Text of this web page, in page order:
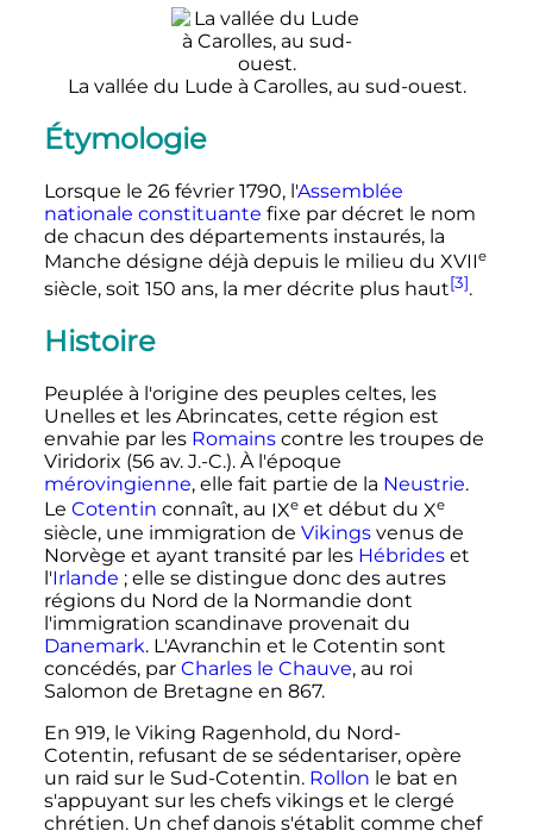
La vallée du Lude à Carolles, au sud-ouest.
Étymologie
Lorsque le 26 février 1790, l'Assemblée
nationale constituante fixe par décret le nom
de chacun des départements instaurés, la
Manche désigne déjà depuis le milieu du XVIIe
siècle, soit 150 ans, la mer décrite plus haut[3].
Histoire
Peuplée à l'origine des peuples celtes, les
Unelles et les Abrincates, cette région est
envahie par les Romainscontre les troupes de
Viridorix (56 av. J.-C.). À l'époque
mérovingienne, elle fait partie de la Neustrie.
Le Cotentin connaît, au IXe et début du Xe
siècle, une immigration de Vikingsvenus de
Norvège et ayant transité par les Hébrideset
l'Irlande ; elle se distingue donc des autres
régions du Nord de la Normandie dont
l'immigration scandinave provenait du
Danemark. L'Avranchin et le Cotentin sont
concédés, par Charles le Chauve, au roi
Salomon de Bretagne en 867.
En 919, le Viking Ragenhold, du Nord-
Cotentin, refusant de se sédentariser, opère
un raid sur le Sud-Cotentin. Rollon le bat en
s'appuyant sur les chefs vikings et le clergé
chrétien. Un chef danois s'établit comme chef